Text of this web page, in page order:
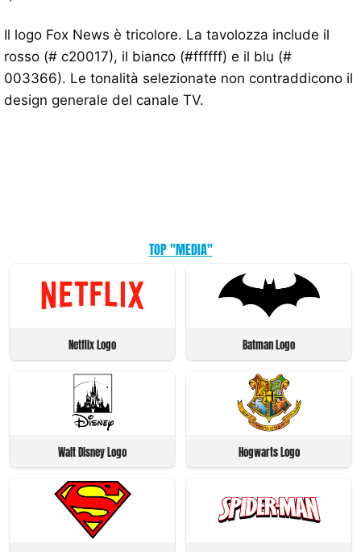
Il logo Fox News è tricolore. La tavolozza include il
rosso (# c20017), il bianco (#ffffff) e il blu (#
003366). Le tonalità selezionate non contraddicono il
design generale del canale TV.
TOP "MEDIA"
Netflix Logo Batman Logo
Walt Disney Logo Hogwarts Logo